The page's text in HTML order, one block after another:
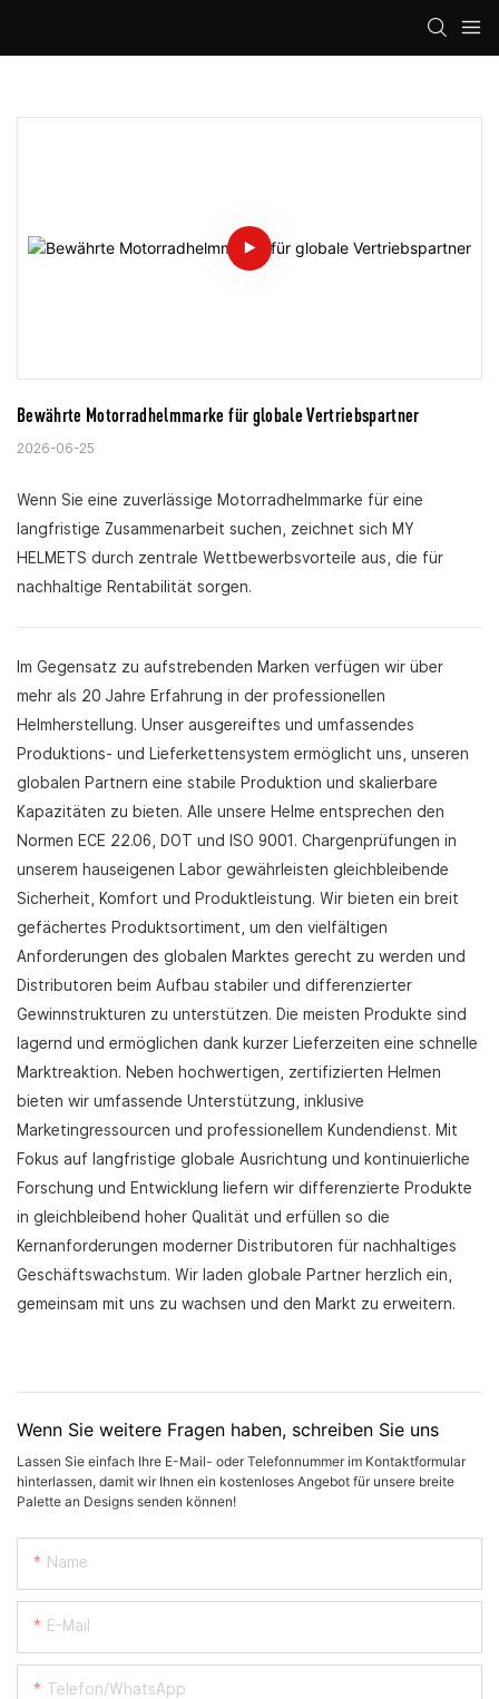
Bewährte Motorradhelmmarke für globale Vertriebspartner
2026-06-25
Wenn Sie eine zuverlässige Motorradhelmmarke für eine
langfristige Zusammenarbeit suchen, zeichnet sich MY
HELMETS durch zentrale Wettbewerbsvorteile aus, die für
nachhaltige Rentabilität sorgen.
Im Gegensatz zu aufstrebenden Marken verfügen wir über
mehr als 20 Jahre Erfahrung in der professionellen
Helmherstellung. Unser ausgereiftes und umfassendes
Produktions- und Lieferkettensystem ermöglicht uns, unseren
globalen Partnern eine stabile Produktion und skalierbare
Kapazitäten zu bieten. Alle unsere Helme entsprechen den
Normen ECE 22.06, DOT und ISO 9001. Chargenprüfungen in
unserem hauseigenen Labor gewährleisten gleichbleibende
Sicherheit, Komfort und Produktleistung. Wir bieten ein breit
gefächertes Produktsortiment, um den vielfältigen
Anforderungen des globalen Marktes gerecht zu werden und
Distributoren beim Aufbau stabiler und differenzierter
Gewinnstrukturen zu unterstützen. Die meisten Produkte sind
lagernd und ermöglichen dank kurzer Lieferzeiten eine schnelle
Marktreaktion. Neben hochwertigen, zertifizierten Helmen
bieten wir umfassende Unterstützung, inklusive
Marketingressourcen und professionellem Kundendienst. Mit
Fokus auf langfristige globale Ausrichtung und kontinuierliche
Forschung und Entwicklung liefern wir differenzierte Produkte
in gleichbleibend hoher Qualität und erfüllen so die
Kernanforderungen moderner Distributoren für nachhaltiges
Geschäftswachstum. Wir laden globale Partner herzlich ein,
gemeinsam mit uns zu wachsen und den Markt zu erweitern.
Wenn Sie weitere Fragen haben, schreiben Sie uns
Lassen Sie einfach Ihre E-Mail- oder Telefonnummer im Kontaktformular
hinterlassen, damit wir Ihnen ein kostenloses Angebot für unsere breite
Palette an Designs senden können!
Name
E-Mail
Telefon/WhatsApp